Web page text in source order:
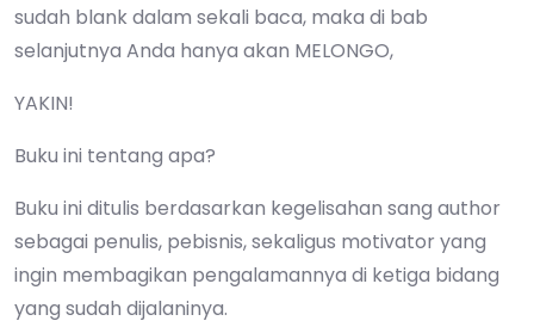
sudah blank dalam sekali baca, maka di bab
selanjutnya Anda hanya akan MELONGO,
YAKIN!
Buku ini tentang apa?
Buku ini ditulis berdasarkan kegelisahan sang author
sebagai penulis, pebisnis, sekaligus motivator yang
ingin membagikan pengalamannya di ketiga bidang
yang sudah dijalaninya.